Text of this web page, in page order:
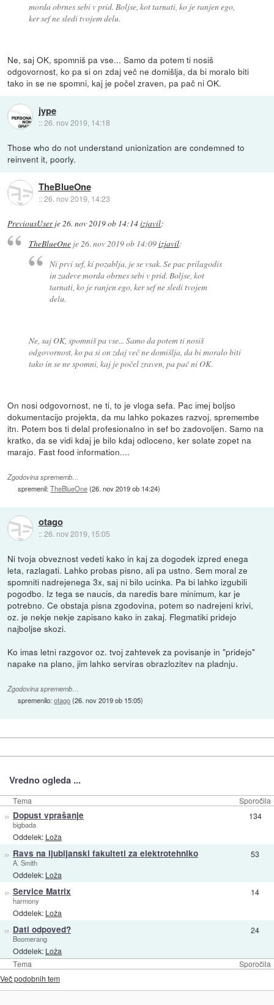
morda obrnes sebi v prid. Boljse, kot tarnati, ko je ranjen ego,
ker sef ne sledi tvojem delu.
Ne, saj OK, spomniš pa vse... Samo da potem ti nosiš
odgovornost, ko pa si on zdaj več ne domišlja, da bi moralo biti
tako in se ne spomni, kaj je počel zraven, pa pač ni OK.
jype
::26. nov 2019, 14:18
Those who do not understand unionization are condemned to
reinvent it, poorly.
TheBlueOne
::26. nov 2019, 14:23
PreviousUserje26. nov 2019 ob 14:14izjavil:
TheBlueOneje26. nov 2019 ob 14:09izjavil:
Ni prvi sef, ki pozablja, je se vsak. Se pac prilagodis
in zadeve morda obrnes sebi v prid. Boljse, kot
tarnati, ko je ranjen ego, ker sef ne sledi tvojem
delu.
Ne, saj OK, spomniš pa vse... Samo da potem ti nosiš
odgovornost, ko pa si on zdaj več ne domišlja, da bi moralo biti
tako in se ne spomni, kaj je počel zraven, pa pač ni OK.
On nosi odgovornost, ne ti, to je vloga sefa. Pac imej boljso
dokumentacijo projekta, da mu lahko pokazes razvoj, spremembe
itn. Potem bos ti delal profesionalno in sef bo zadovoljen. Samo na
kratko, da se vidi kdaj je bilo kdaj odloceno, ker solate zopet na
marajo. Fast food information....
Zgodovina sprememb…
spremenil:TheBlueOne(26. nov 2019 ob 14:24)
otago
::26. nov 2019, 15:05
Ni tvoja obveznost vedeti kako in kaj za dogodek izpred enega
leta, razlagati. Lahko probas pisno, ali pa ustno. Sem moral ze
spomniti nadrejenega 3x, saj ni bilo ucinka. Pa bi lahko izgubili
pogodbo. Iz tega se naucis, da naredis bare minimum, kar je
potrebno. Ce obstaja pisna zgodovina, potem so nadrejeni krivi,
oz. je nekje nekje zapisano kako in zakaj. Flegmatiki pridejo
najboljse skozi.
Ko imas letni razgovor oz. tvoj zahtevek za povisanje in "pridejo"
napake na plano, jim lahko serviras obrazlozitev na pladnju.
Zgodovina sprememb…
spremenilo:otago(26. nov 2019 ob 15:05)
Vredno ogleda ...
Tema Sporočila
Tema Sporočila
» Dopust vprašanje
bigbada
Oddelek: Loža
134
» Ravs na ljubljanski fakulteti za elektrotehniko
A. Smith
Oddelek: Loža
53
» Service Matrix
harmony
Oddelek: Loža
14
» Dati odpoved?
Boomerang
Oddelek: Loža
24
Več podobnih tem